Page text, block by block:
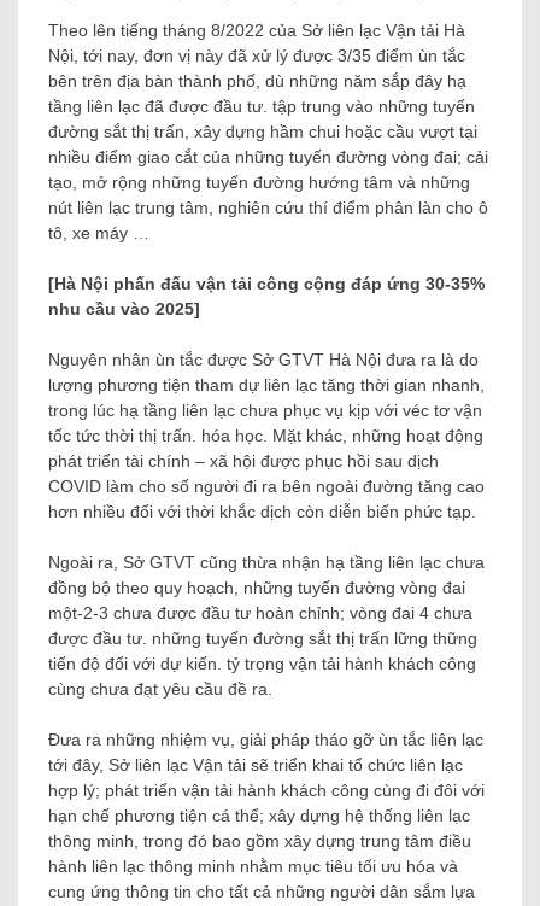
Theo lên tiếng tháng 8/2022 của Sở liên lạc Vận tải Hà
Nội, tới nay, đơn vị này đã xử lý được 3/35 điểm ùn tắc
bên trên địa bàn thành phố, dù những năm sắp đây hạ
tầng liên lạc đã được đầu tư. tập trung vào những tuyến
đường sắt thị trấn, xây dựng hầm chui hoặc cầu vượt tại
nhiều điểm giao cắt của những tuyến đường vòng đai; cải
tạo, mở rộng những tuyến đường hướng tâm và những
nút liên lạc trung tâm, nghiên cứu thí điểm phân làn cho ô
tô, xe máy …
[Hà Nội phấn đấu vận tải công cộng đáp ứng 30-35%
nhu cầu vào 2025]
Nguyên nhân ùn tắc được Sở GTVT Hà Nội đưa ra là do
lượng phương tiện tham dự liên lạc tăng thời gian nhanh,
trong lúc hạ tầng liên lạc chưa phục vụ kịp với véc tơ vận
tốc tức thời thị trấn. hóa học. Mặt khác, những hoạt động
phát triển tài chính – xã hội được phục hồi sau dịch
COVID làm cho số người đi ra bên ngoài đường tăng cao
hơn nhiều đối với thời khắc dịch còn diễn biến phức tạp.
Ngoài ra, Sở GTVT cũng thừa nhận hạ tầng liên lạc chưa
đồng bộ theo quy hoạch, những tuyến đường vòng đai
một-2-3 chưa được đầu tư hoàn chỉnh; vòng đai 4 chưa
được đầu tư. những tuyến đường sắt thị trấn lững thững
tiến độ đối với dự kiến. tỷ trọng vận tải hành khách công
cùng chưa đạt yêu cầu đề ra.
Đưa ra những nhiệm vụ, giải pháp tháo gỡ ùn tắc liên lạc
tới đây, Sở liên lạc Vận tải sẽ triển khai tổ chức liên lạc
hợp lý; phát triển vận tải hành khách công cùng đi đôi với
hạn chế phương tiện cá thể; xây dựng hệ thống liên lạc
thông minh, trong đó bao gồm xây dựng trung tâm điều
hành liên lạc thông minh nhằm mục tiêu tối ưu hóa và
cung ứng thông tin cho tất cả những người dân sắm lựa